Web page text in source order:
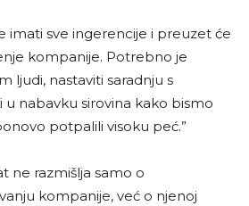
imati sve ingerencije i preuzet će
kompanije. Potrebno je
ljudi, nastaviti saradnju s
nabavku sirovina kako bismo
potpalili visoku peć.”
ne razmišlja samo o
kompanije, već o njenoj